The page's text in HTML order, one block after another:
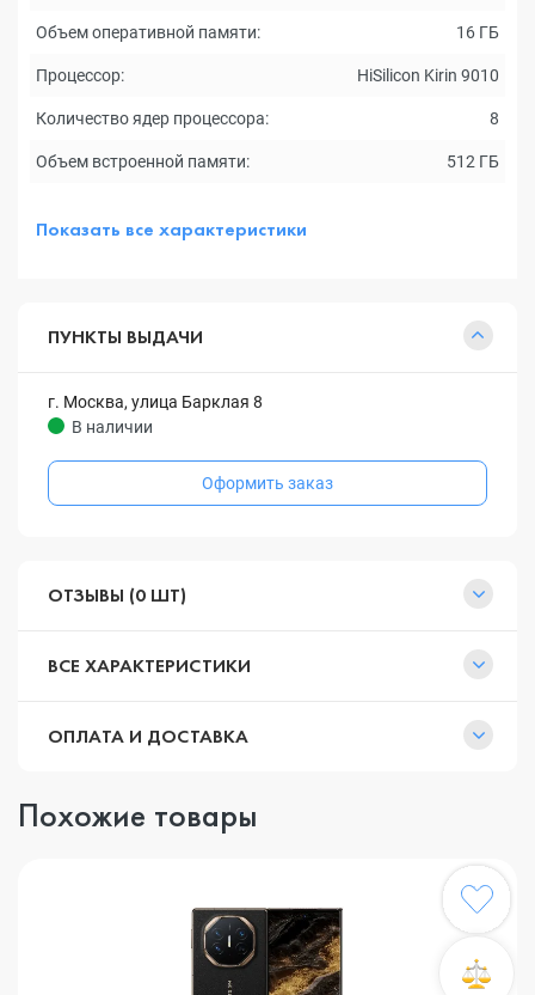
Объем оперативной памяти: 16 ГБ
Процессор: HiSilicon Kirin 9010
Количество ядер процессора: 8
Объем встроенной памяти: 512 ГБ
Показать все характеристики
ПУНКТЫ ВЫДАЧИ
г. Москва, улица Барклая 8
В наличии
Оформить заказ
ОТЗЫВЫ (0 ШТ)
ВСЕ ХАРАКТЕРИСТИКИ
ОПЛАТА И ДОСТАВКА
Похожие товары